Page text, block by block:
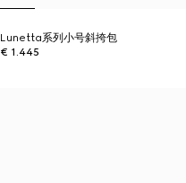
Lunetta系列小号斜挎包
€ 1.445